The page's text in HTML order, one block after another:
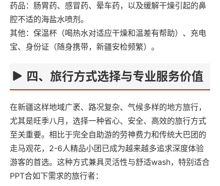
药品‌：肠胃药、感冒药、晕车药，以及缓解干燥引起的鼻
腔不适的海盐水喷剂。
其他‌：保温杯（喝热水对适应干燥和温差有帮助）、充电
宝、身份证（随身携带，新疆安检频繁）。
四、旅行方式选择与专业服务价值‌
在新疆这样地域广袤、路况复杂、气候多样的地方旅行，
尤其是旺季八月，选择一种省心、安全、高效的旅行方式
至关重要。相比于完全自助游的劳神费力和传统大巴团的
走马观花，‌2-6人精品小团‌已成为越来越多追求深度体验
游客的首选。这种方式兼具灵活性与舒适wash，特别适合
PPT合如下需求的旅行者：